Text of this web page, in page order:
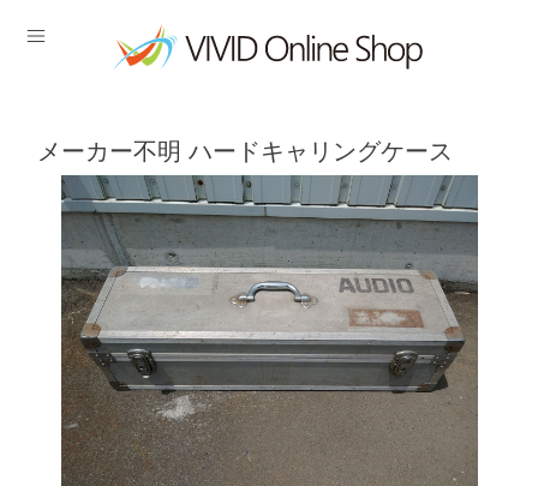
メーカー不明 ハードキャリングケース